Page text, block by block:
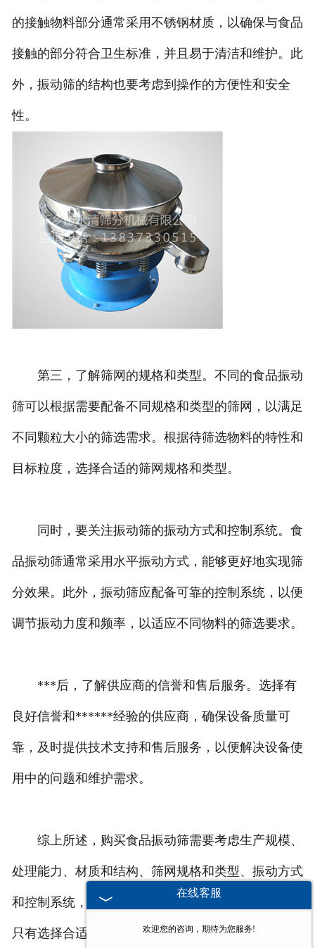
的接触物料部分通常采用不锈钢材质，以确保与食品
接触的部分符合卫生标准，并且易于清洁和维护。此
外，振动筛的结构也要考虑到操作的方便性和安全
性。
第三，了解筛网的规格和类型。不同的食品振动
筛可以根据需要配备不同规格和类型的筛网，以满足
不同颗粒大小的筛选需求。根据待筛选物料的特性和
目标粒度，选择合适的筛网规格和类型。
同时，要关注振动筛的振动方式和控制系统。食
品振动筛通常采用水平振动方式，能够更好地实现筛
分效果。此外，振动筛应配备可靠的控制系统，以便
调节振动力度和频率，以适应不同物料的筛选要求。
***后，了解供应商的信誉和售后服务。选择有
良好信誉和******经验的供应商，确保设备质量可
靠，及时提供技术支持和售后服务，以便解决设备使
用中的问题和维护需求。
综上所述，购买食品振动筛需要考虑生产规模、
处理能力、材质和结构、筛网规格和类型、振动方式
和控制系统，以及供应商的信誉和售后服务等因素。
只有选择合适的设备，并充分了解其性能和特点，才
在线客服
欢迎您的咨询，期待为您服务!